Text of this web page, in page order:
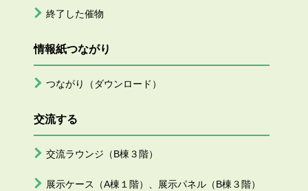
終了した催物
情報紙つながり
つながり（ダウンロード）
交流する
交流ラウンジ（B棟３階）
展示ケース（A棟１階）、展示パネル（B棟３階）